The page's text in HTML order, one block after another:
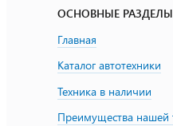
ОСНОВНЫЕ
Главная
Каталог автотехники
Техника в наличии
Преимущества нашей